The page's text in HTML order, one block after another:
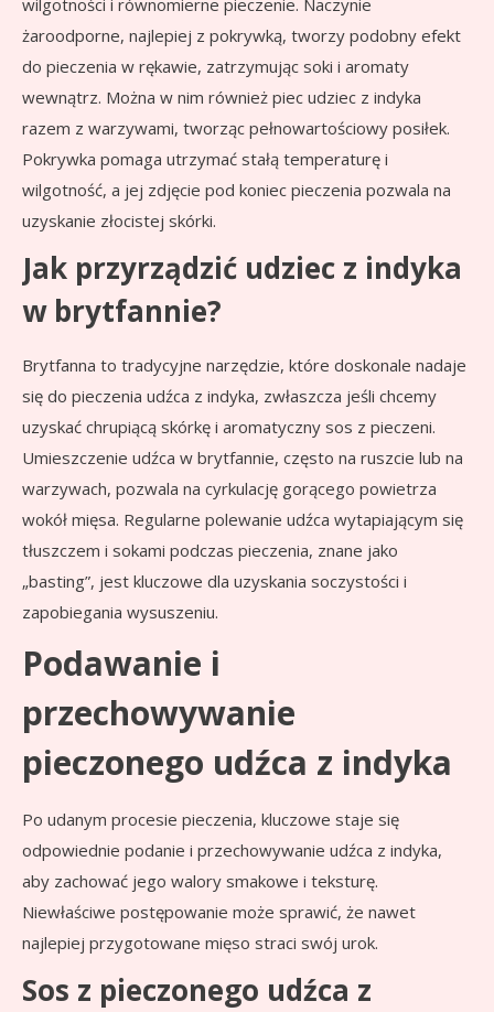
wilgotności i równomierne pieczenie. Naczynie
żaroodporne, najlepiej z pokrywką, tworzy podobny efekt
do pieczenia w rękawie, zatrzymując soki i aromaty
wewnątrz. Można w nim również piec udziec z indyka
razem z warzywami, tworząc pełnowartościowy posiłek.
Pokrywka pomaga utrzymać stałą temperaturę i
wilgotność, a jej zdjęcie pod koniec pieczenia pozwala na
uzyskanie złocistej skórki.
Jak przyrządzić udziec z indyka
w brytfannie?
Brytfanna to tradycyjne narzędzie, które doskonale nadaje
się do pieczenia udźca z indyka, zwłaszcza jeśli chcemy
uzyskać chrupiącą skórkę i aromatyczny sos z pieczeni.
Umieszczenie udźca w brytfannie, często na ruszcie lub na
warzywach, pozwala na cyrkulację gorącego powietrza
wokół mięsa. Regularne polewanie udźca wytapiającym się
tłuszczem i sokami podczas pieczenia, znane jako
„basting”, jest kluczowe dla uzyskania soczystości i
zapobiegania wysuszeniu.
Podawanie i
przechowywanie
pieczonego udźca z indyka
Po udanym procesie pieczenia, kluczowe staje się
odpowiednie podanie i przechowywanie udźca z indyka,
aby zachować jego walory smakowe i teksturę.
Niewłaściwe postępowanie może sprawić, że nawet
najlepiej przygotowane mięso straci swój urok.
Sos z pieczonego udźca z